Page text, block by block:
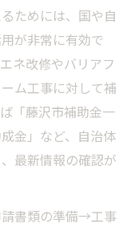
ためには、国や自
が非常に有効で
ネ改修やバリアフ
ム工事に対して補
「藤沢市補助金一
金」など、自治体
最新情報の確認が
書類の準備→工事